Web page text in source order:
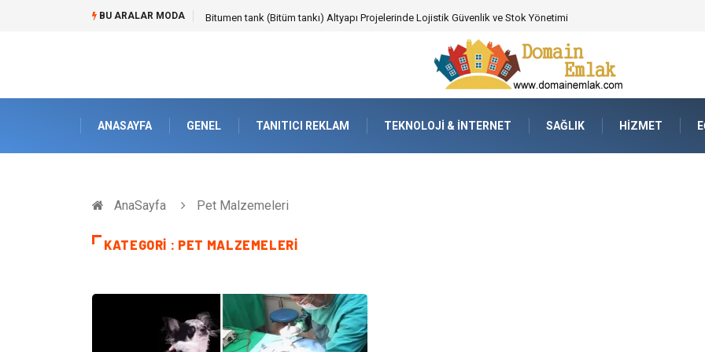
BU ARALAR MODA Güvenilir Chip Satışı: Kesintisiz Poker Deneyimi İçin Profesyonel Destek
ANASAYFA GENEL TANITICI REKLAM TEKNOLOJI & İNTERNET SAĞLIK HIZMET
AnaSayfa Pet Malzemeleri
KATEGORI : PET MALZEMELERI